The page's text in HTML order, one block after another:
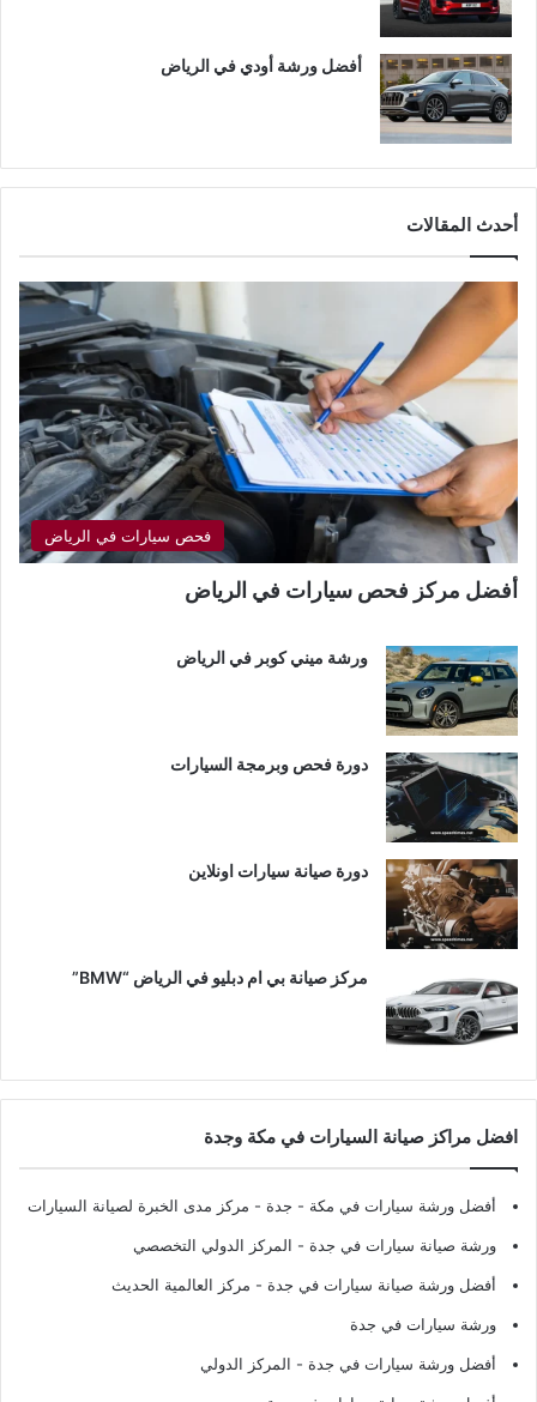
أفضل ورشة أودي في الرياض
أحدث المقالات
فحص سيارات في الرياض
أفضل مركز فحص سيارات في الرياض
ورشة ميني كوبر في الرياض
دورة فحص وبرمجة السيارات
دورة صيانة سيارات اونلاين
مركز صيانة بي ام دبليو في الرياض “BMW”
افضل مراكز صيانة السيارات في مكة وجدة
أفضل ورشة سيارات في مكة - جدة - مركز مدى الخبرة لصيانة السيارات
ورشة صيانة سيارات في جدة - المركز الدولي التخصصي
أفضل ورشة صيانة سيارات في جدة - مركز العالمية الحديث
ورشة سيارات في جدة
أفضل ورشة سيارات في جدة - المركز الدولي